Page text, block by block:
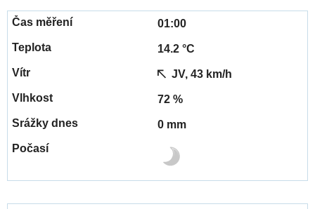
01:00
14.2 °C
JV, 43 km/h
72 %
0 mm